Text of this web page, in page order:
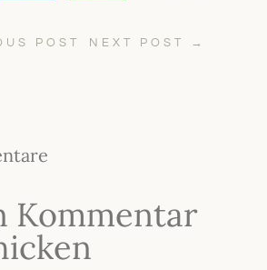
POST NEXT POST →
Kommentar